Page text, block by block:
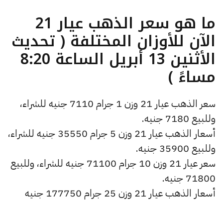
ما هو سعر الذهب عيار 21
الآن للأوزان المختلفة ( تحديث
الأثنين 13 أبريل الساعة 8:20
مساءً )
سعر الذهب عيار 21 وزن 1 جرام 7110 جنيه للشراء،
وللبيع 7180 جنيه.
أسعار الذهب عيار 21 وزن 5 جرام 35550 جنيه للشراء،
وللبيع 35900 جنيه.
سعر عيار 21 وزن 10 جرام 71100 جنيه للشراء، وللبيع
71800 جنيه.
أسعار الذهب عيار 21 وزن 25 جرام 177750 جنيه